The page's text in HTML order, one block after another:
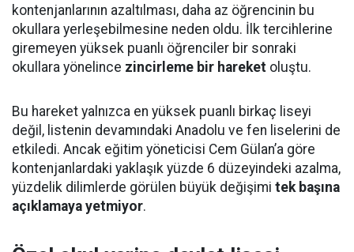
kontenjanlarının azaltılması, daha az öğrencinin bu
okullara yerleşebilmesine neden oldu. İlk tercihlerine
giremeyen yüksek puanlı öğrenciler bir sonraki
okullara yönelince zincirleme bir hareket oluştu.
Bu hareket yalnızca en yüksek puanlı birkaç liseyi
değil, listenin devamındaki Anadolu ve fen liselerini de
etkiledi. Ancak eğitim yöneticisi Cem Gülan’a göre
kontenjanlardaki yaklaşık yüzde 6 düzeyindeki azalma,
yüzdelik dilimlerde görülen büyük değişimi tek başına
açıklamaya yetmiyor.